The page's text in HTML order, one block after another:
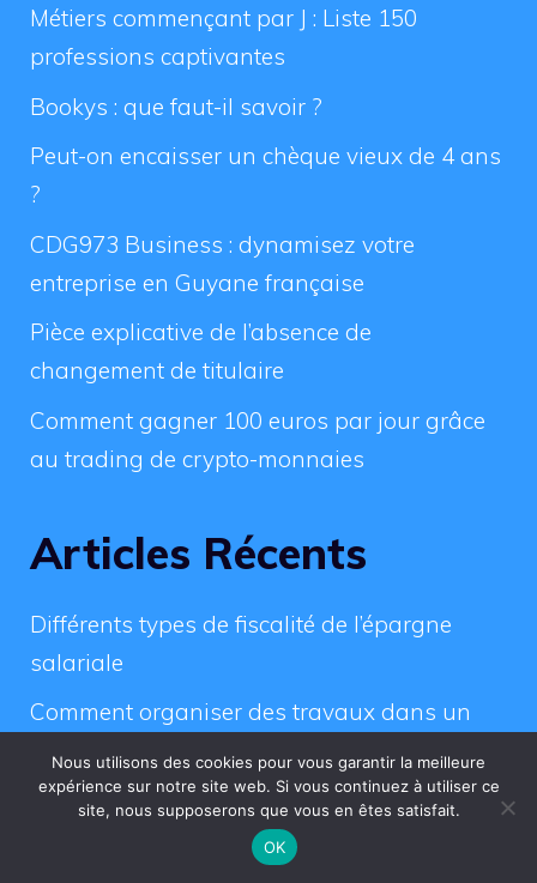
Métiers commençant par J : Liste 150
professions captivantes
Bookys : que faut-il savoir ?
Peut-on encaisser un chèque vieux de 4 ans
?
CDG973 Business : dynamisez votre
entreprise en Guyane française
Pièce explicative de l’absence de
changement de titulaire
Comment gagner 100 euros par jour grâce
au trading de crypto-monnaies
Articles Récents
Différents types de fiscalité de l’épargne
salariale
Comment organiser des travaux dans un
immeuble ?
Transfert PEL vers une autre banque :
étapes, conditions et délais à connaître
Nous utilisons des cookies pour vous garantir la meilleure
expérience sur notre site web. Si vous continuez à utiliser ce
site, nous supposerons que vous en êtes satisfait.
OK